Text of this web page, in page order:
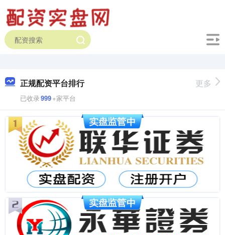
正规配资平台排行
已收录999+家平台
更多